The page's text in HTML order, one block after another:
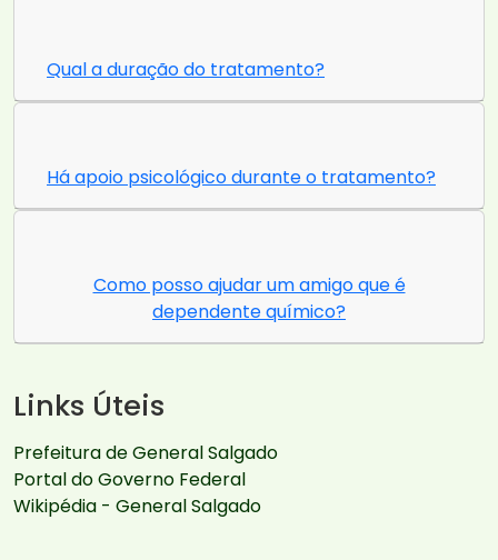
Qual a duração do tratamento?
Há apoio psicológico durante o tratamento?
Como posso ajudar um amigo que é
dependente químico?
Links Úteis
Prefeitura de General Salgado
Portal do Governo Federal
Wikipédia - General Salgado